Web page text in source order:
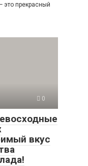
прекрасный
0
вкус